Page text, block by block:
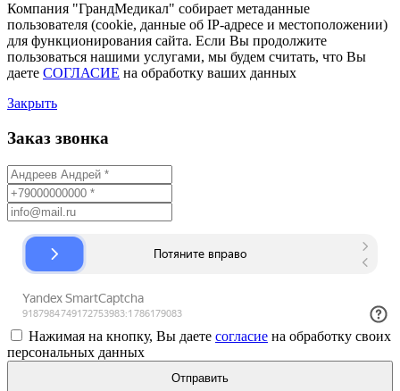
Компания "ГрандМедикал" собирает метаданные
пользователя (cookie, данные об IP-адресе и местоположении)
для функционирования сайта. Если Вы продолжите
пользоваться нашими услугами, мы будем считать, что Вы
даете СОГЛАСИЕ на обработку ваших данных
Закрыть
Заказ звонка
Нажимая на кнопку, Вы даете согласие на обработку своих
персональных данных
Отправить